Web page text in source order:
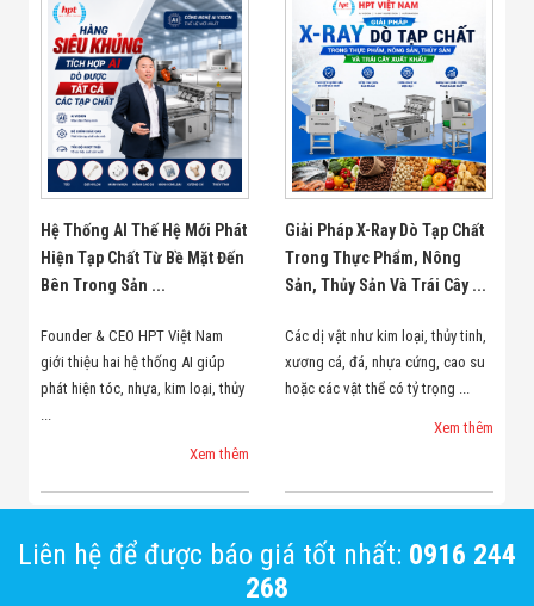
Hệ Thống AI Thế Hệ Mới Phát
Hiện Tạp Chất Từ Bề Mặt Đến
Bên Trong Sản ...
Founder & CEO HPT Việt Nam
giới thiệu hai hệ thống AI giúp
phát hiện tóc, nhựa, kim loại, thủy
Xem thêm
Giải Pháp X-Ray Dò Tạp Chất
Trong Thực Phẩm, Nông
Sản, Thủy Sản Và Trái Cây ...
Các dị vật như kim loại, thủy tinh,
xương cá, đá, nhựa cứng, cao su
hoặc các vật thể có tỷ trọng ...
Xem thêm
Liên hệ để được báo giá tốt nhất: 0916 244
268